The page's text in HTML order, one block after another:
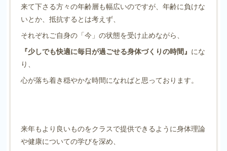
来て下さる方々の年齢層も幅広いのですが、年齢に負けな
いとか、抵抗するとは考えず、
それぞれご自身の「今」の状態を受け止めながら、
『少しでも快適に毎日が過ごせる身体づくりの時間』 にな
り、
心が落ち着き穏やかな時間になればと思っております。
来年もより良いものをクラスで提供できるように身体理論
や健康についての学びを深め、